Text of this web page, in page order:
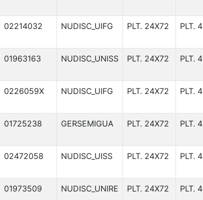
02214032 NUDISC_UIFG PLT. 24X72 PLT. 4
01963163 NUDISC_UNISS PLT. 24X72 PLT. 4
0226059X NUDISC_UIFG PLT. 24X72 PLT. 4
01725238 GERSEMIGUA PLT. 24X72 PLT. 4
02472058 NUDISC_UISS PLT. 24X72 PLT. 4
01973509 NUDISC_UNIRE PLT. 24X72 PLT. 4